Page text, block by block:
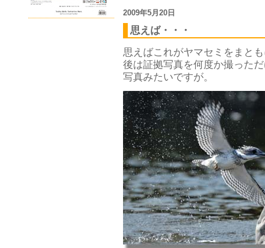
2009年5月20日
思えば・・・
思えばこれがヤマセミをまと
後は証拠写真を何度か撮った
写真みたいですが。